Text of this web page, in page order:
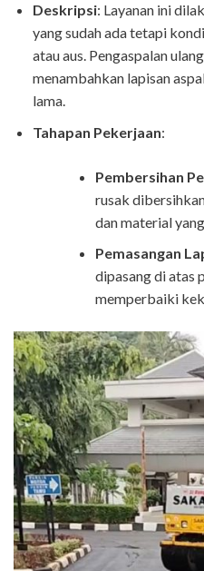
Deskripsi: Layanan ini
yang sudah ada tetapi
atau aus. Pengaspalan
menambahkan lapisan
lama.
Tahapan Pekerjaan:
Pembersihan
rusak
dan material
Pemasangan
dipasang di atas
memperbaiki